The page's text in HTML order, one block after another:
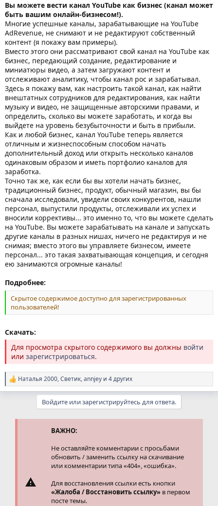
Вы можете вести канал YouTube как бизнес (канал может
быть вашим онлайн-бизнесом!).
Многие успешные каналы, зарабатывающие на YouTube
AdRevenue, не снимают и не редактируют собственный
контент (я покажу вам примеры).
Вместо этого они рассматривают свой канал на YouTube как
бизнес, передающий создание, редактирование и
миниатюры видео, а затем загружают контент и
отслеживают аналитику, чтобы канал рос и зарабатывал.
Здесь я покажу вам, как настроить такой канал, как найти
внештатных сотрудников для редактирования, как найти
музыку и видео, не защищенные авторскими правами, и
определить, сколько вы можете заработать, и когда вы
выйдете на уровень безубыточности и быть в прибыли.
Как и любой бизнес, канал YouTube теперь является
отличным и жизнеспособным способом начать
дополнительный доход или открыть несколько каналов
одинаковым образом и иметь портфолио каналов для
заработка.
Точно так же, как если бы вы хотели начать бизнес,
традиционный бизнес, продукт, обычный магазин, вы бы
сначала исследовали, увидели своих конкурентов, нашли
персонал, выпустили продукты, отслеживали их успех и
вносили коррективы... это именно то, что вы можете сделать
на YouTube. Вы можете зарабатывать на канале и запускать
другие каналы в разных нишах, ничего не редактируя и не
снимая; вместо этого вы управляете бизнесом, имеете
персонал... это такая захватывающая концепция, и сегодня
ею занимаются огромные каналы!
Подробнее:
Скрытое содержимое доступно для зарегистрированных
пользователей!
Скачать:
Для просмотра скрытого содержимого вы должны войти
или зарегистрироваться.
Р
е
Наталья 2000,Светик,annjey и 4 других
Войдите или зарегистрируйтесь для ответа.
ВАЖНО:
Не оставляйте комментарии с просьбами
обновить / заменить ссылку на скачивание
или комментарии типа «404», «ошибка».
Для восстановления ссылки есть кнопки
«Жалоба / Восстановить ссылку» в первом
посте темы.